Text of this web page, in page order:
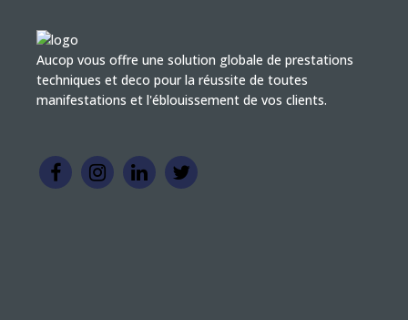
Aucop vous offre une solution globale de prestations
techniques et deco pour la réussite de toutes
manifestations et l'éblouissement de vos clients.